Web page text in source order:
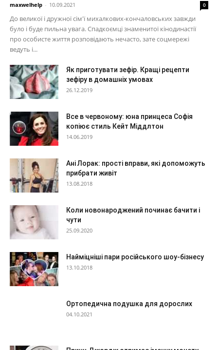
maxwelhelp - 10.09.2021 0
До великої і дружної сім'ї михалкових-кончаловських завжди
було і буде пильна увага. Спадкоємці знаменитої кінодинастії
про особисте життя розповідають нечасто, зате соцмережі
ведуть і...
Як приготувати зефір. Кращі рецепти
зефіру в домашніх умовах
26.12.2019
Все в червоному: юна принцеса Софія
копіює стиль Кейт Міддлтон
14.06.2019
Ані Лорак: прості вправи, які допоможуть
прибрати живіт
13.08.2018
Коли новонароджений починає бачити і
чути
25.09.2020
Найміцніші пари російського шоу-бізнесу
13.10.2018
Ортопедична подушка для дорослих
04.10.2021